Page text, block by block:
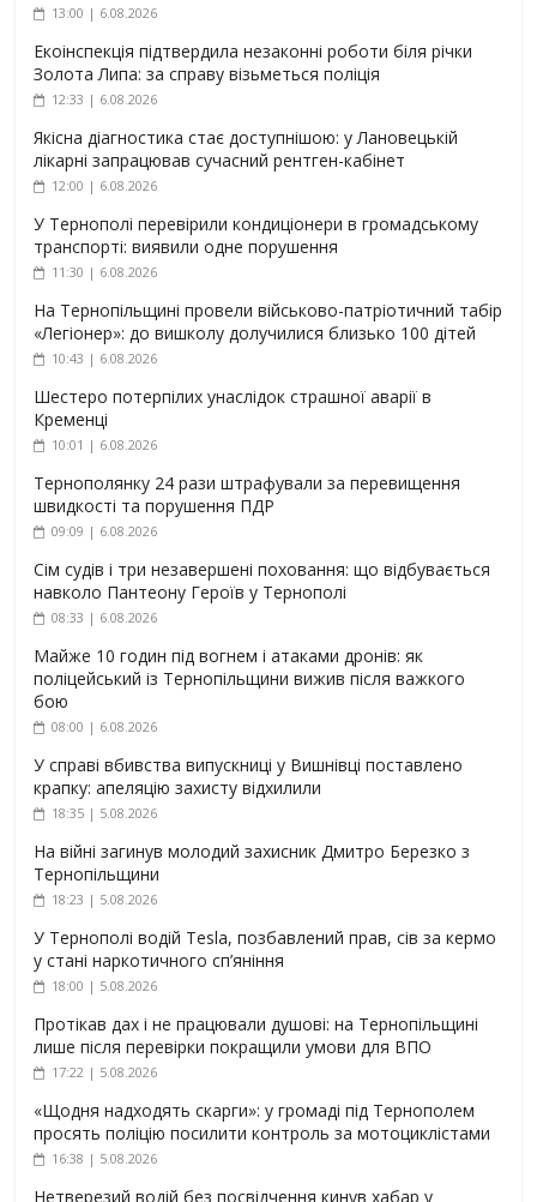
13:00 | 6.08.2026
Екоінспекція підтвердила незаконні роботи біля річки
Золота Липа: за справу візьметься поліція
12:33 | 6.08.2026
Якісна діагностика стає доступнішою: у Лановецькій
лікарні запрацював сучасний рентген-кабінет
12:00 | 6.08.2026
У Тернополі перевірили кондиціонери в громадському
транспорті: виявили одне порушення
11:30 | 6.08.2026
На Тернопільщині провели військово-патріотичний табір
«Легіонер»: до вишколу долучилися близько 100 дітей
10:43 | 6.08.2026
Шестеро потерпілих унаслідок страшної аварії в
Кременці
10:01 | 6.08.2026
Тернополянку 24 рази штрафували за перевищення
швидкості та порушення ПДР
09:09 | 6.08.2026
Сім судів і три незавершені поховання: що відбувається
навколо Пантеону Героїв у Тернополі
08:33 | 6.08.2026
Майже 10 годин під вогнем і атаками дронів: як
поліцейський із Тернопільщини вижив після важкого
бою
08:00 | 6.08.2026
У справі вбивства випускниці у Вишнівці поставлено
крапку: апеляцію захисту відхилили
18:35 | 5.08.2026
На війні загинув молодий захисник Дмитро Березко з
Тернопільщини
18:23 | 5.08.2026
У Тернополі водій Tesla, позбавлений прав, сів за кермо
у стані наркотичного сп’яніння
18:00 | 5.08.2026
Протікав дах і не працювали душові: на Тернопільщині
лише після перевірки покращили умови для ВПО
17:22 | 5.08.2026
«Щодня надходять скарги»: у громаді під Тернополем
просять поліцію посилити контроль за мотоциклістами
16:38 | 5.08.2026
Нетверезий водій без посвідчення кинув хабар у